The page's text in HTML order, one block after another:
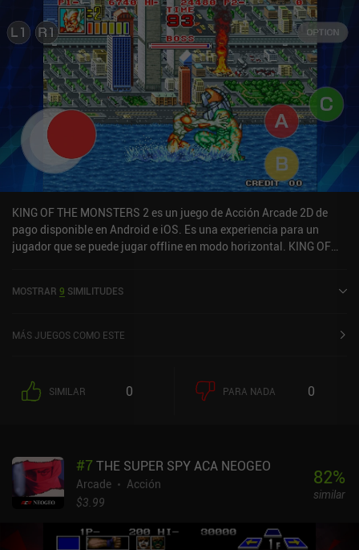
insectos en busca de un frondoso almuerzo, y no podemos confiar
únicamente en nuestro insecticida para mantenerlos alejados. La
estrategia más óptima para gastar monedas y colocar torretas no
es evidente de inmediato, por lo que son necesarias unas cuantas
partidas vergonzosamente fallidas para que la mayoría de los
nuevos jugadores aprendan a ejecutar un plan de exterminio
impecable. El juego ha captado y trabajado a la perfección el estilo
gráfico y el diseño de sonido de la época del ZX Spectrum. Y
aunque los controles táctiles son utilizables, siempre es preferible
un mando Bluetooth en los juegos de dos palancas. Vermitron es
un juego premium de 2,99 $ sin iAPs. Para cualquiera que busque
un juego de acción arcade con un encantador estilo retro que no se
interponga en el camino de la jugabilidad, Vermitron es una
recomendación fácil.
KING OF THE MONSTERS 2 es un juego de Acción Arcade 2D de
pago disponible en Android e iOS. Es una experiencia para un
jugador que se puede jugar offline en modo horizontal. KING OF
MOSTRAR 9 SIMILITUDES
MÁS JUEGOS COMO ESTE
SIMILAR 0 PARA NADA 0
#7THE SUPER SPY ACA NEOGEO
Arcade
Acción
$3.99
82%
similar